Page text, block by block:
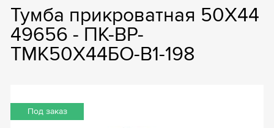
Тумба прикроватная 50Х44
49656 - ПК-ВР-
ТМК50Х44БО-В1-198
Под заказ